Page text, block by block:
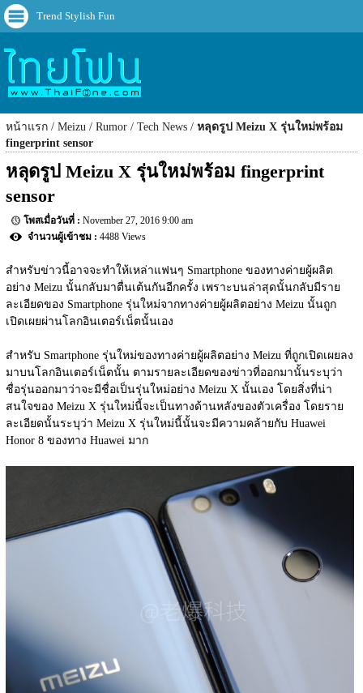
Trend Stylish Fun
หน้าแรก Meizu Rumor Tech News
หลุดรูป Meizu X รุ่นใหม่พร้อม
fingerprint sensor
หลุดรูป Meizu X รุ่นใหม่พร้อม fingerprint
sensor
November 27, 2016 9:00 am
4488 Views
สำหรับข่าวนี้อาจจะทำให้เหล่าแฟนๆ Smartphone ของทางค่ายผู้ผลิต
อย่าง Meizu นั้นกลับมาตื่นเต้นกันอีกครั้ง เพราะบนล่าสุดนั้นกลับมีราย
ละเอียดของ Smartphone รุ่นใหม่จากทางค่ายผู้ผลิตอย่าง Meizu นั้นถูก
เปิดเผยผ่านโลกอินเตอร์เน็ตนั้นเอง
สำหรับ Smartphone รุ่นใหม่ของทางค่ายผู้ผลิตอย่าง Meizu ที่ถูกเปิดเผยลง
มาบนโลกอินเตอร์เน็ตนั้น ตามรายละเอียดของข่าวที่ออกมานั้นระบุว่า
ชื่อรุ่นออกมาว่าจะมีชื่อเป็นรุ่นใหม่อย่าง Meizu X นั้นเอง โดยสิ่งที่น่า
สนใจของ Meizu X รุ่นใหม่นี้จะเป็นทางด้านหลังของตัวเครื่อง โดยราย
ละเอียดนั้นระบุว่า Meizu X รุ่นใหม่นี้นั้นจะมีความคล้ายกับ Huawei
Honor 8 ของทาง Huawei มาก